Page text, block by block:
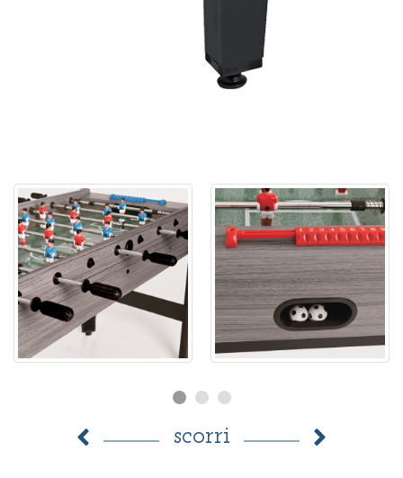
scorri